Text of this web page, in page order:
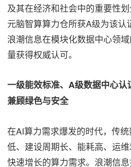
及其在经济和社会中的重要性划
元脑智算算力仓所获A级为该认
浪潮信息在模块化数据中心领
量获得权威认可。
一级能效标准、 A级数据中心认
兼顾绿色与安全
在AI算力需求爆发的时代，传
低、建设周期长、能耗高、运
快速增长的算力需求。浪潮信